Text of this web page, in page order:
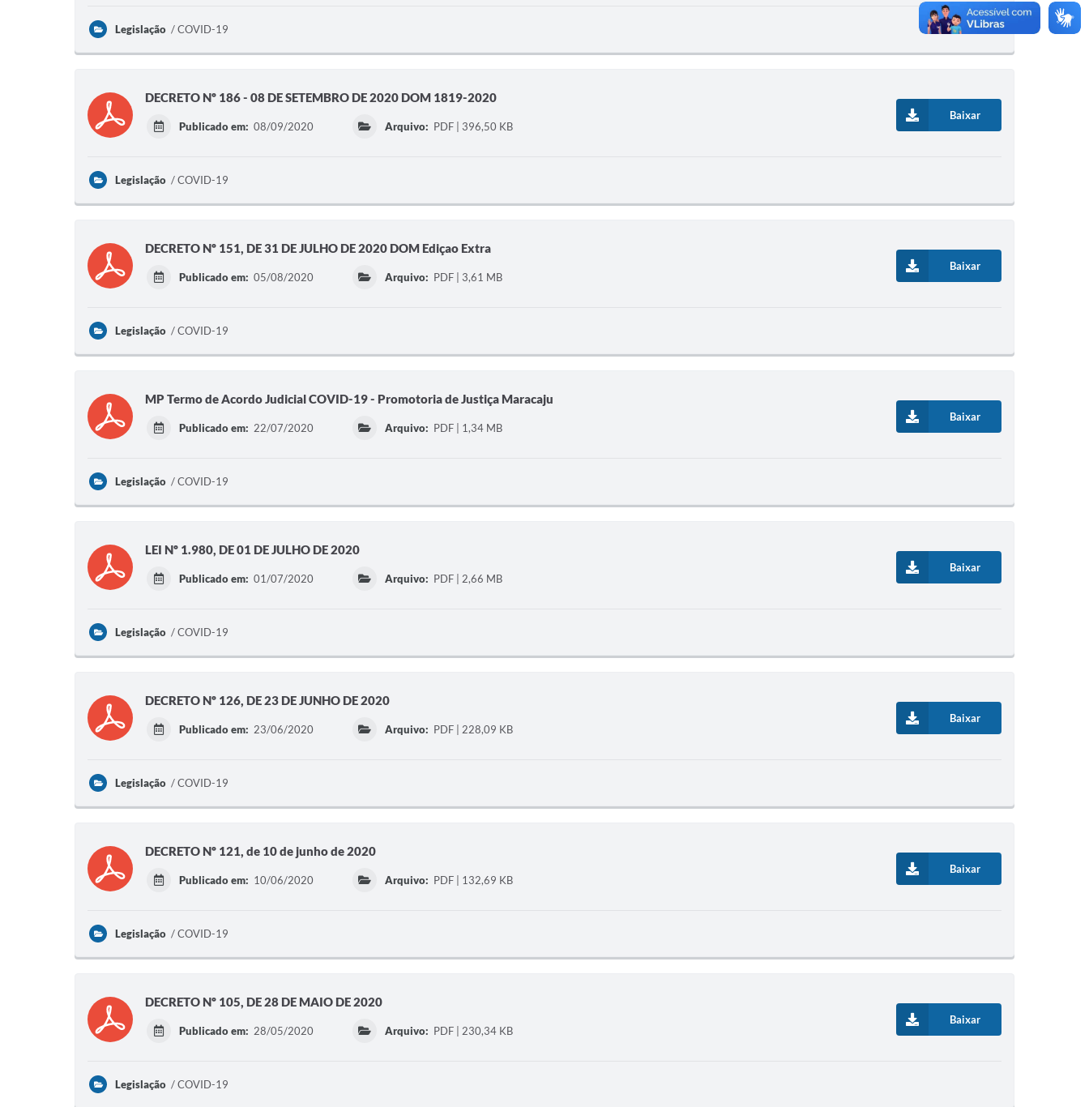
Legislação COVID-19
DECRETO Nº 186 - 08 DE SETEMBRO DE 2020 DOM 1819-2020
Publicado em: 08/09/2020 Arquivo: PDF | 396,50 KB
Baixar
Legislação COVID-19
DECRETO Nº 151, DE 31 DE JULHO DE 2020 DOM Ediçao Extra
Publicado em: 05/08/2020 Arquivo: PDF | 3,61 MB
Baixar
Legislação COVID-19
MP Termo de Acordo Judicial COVID-19 - Promotoria de Justiça Maracaju
Publicado em: 22/07/2020 Arquivo: PDF | 1,34 MB
Baixar
Legislação COVID-19
LEI Nº 1.980, DE 01 DE JULHO DE 2020
Publicado em: 01/07/2020 Arquivo: PDF | 2,66 MB
Baixar
Legislação COVID-19
DECRETO Nº 126, DE 23 DE JUNHO DE 2020
Publicado em: 23/06/2020 Arquivo: PDF | 228,09 KB
Baixar
Legislação COVID-19
DECRETO Nº 121, de 10 de junho de 2020
Publicado em: 10/06/2020 Arquivo: PDF | 132,69 KB
Baixar
Legislação COVID-19
DECRETO Nº 105, DE 28 DE MAIO DE 2020
Publicado em: 28/05/2020 Arquivo: PDF | 230,34 KB
Baixar
Legislação COVID-19